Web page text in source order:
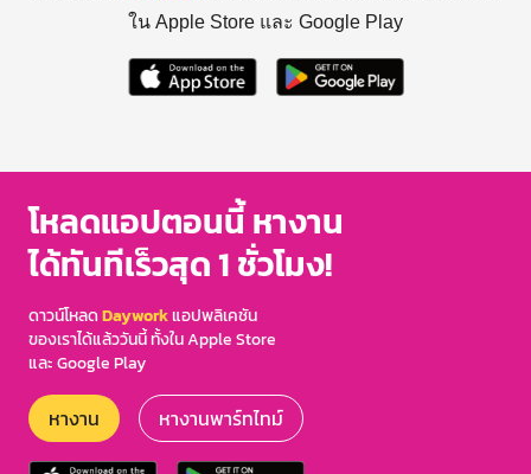
ใน Apple Store และ Google Play
โหลดแอปตอนนี้ หางาน
ได้ทันทีเร็วสุด 1 ชั่วโมง!
ดาวน์โหลดDayworkแอปพลิเคชัน
ของเราได้แล้ววันนี้ ทั้งใน Apple Store
และ Google Play
หางาน หางานพาร์ทไทม์